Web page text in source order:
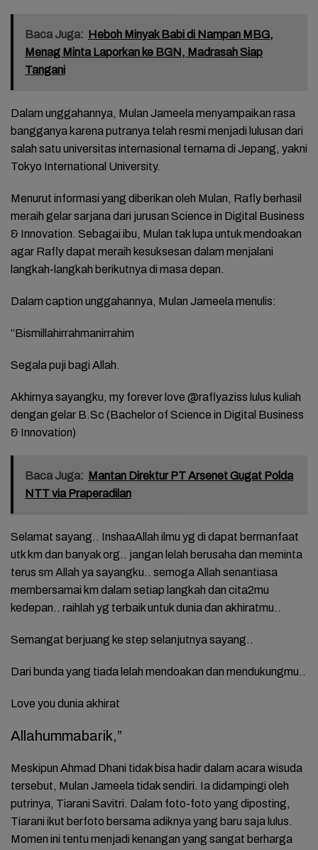
Baca Juga: Heboh Minyak Babi di Nampan MBG,
Menag Minta Laporkan ke BGN, Madrasah Siap
Tangani
Dalam unggahannya, Mulan Jameela menyampaikan rasa
bangganya karena putranya telah resmi menjadi lulusan dari
salah satu universitas internasional ternama di Jepang, yakni
Tokyo International University.
Menurut informasi yang diberikan oleh Mulan, Rafly berhasil
meraih gelar sarjana dari jurusan Science in Digital Business
& Innovation. Sebagai ibu, Mulan tak lupa untuk mendoakan
agar Rafly dapat meraih kesuksesan dalam menjalani
langkah-langkah berikutnya di masa depan.
Dalam caption unggahannya, Mulan Jameela menulis:
“Bismillahirrahmanirrahim
Segala puji bagi Allah.
Akhirnya sayangku, my forever love @raflyaziss lulus kuliah
dengan gelar B.Sc (Bachelor of Science in Digital Business
& Innovation)
Baca Juga: Mantan Direktur PT Arsenet Gugat Polda
NTT via Praperadilan
Selamat sayang.. InshaaAllah ilmu yg di dapat bermanfaat
utk km dan banyak org.. jangan lelah berusaha dan meminta
terus sm Allah ya sayangku.. semoga Allah senantiasa
membersamai km dalam setiap langkah dan cita2mu
kedepan.. raihlah yg terbaik untuk dunia dan akhiratmu..
Semangat berjuang ke step selanjutnya sayang..
Dari bunda yang tiada lelah mendoakan dan mendukungmu..
Love you dunia akhirat
Allahummabarik,”
Meskipun Ahmad Dhani tidak bisa hadir dalam acara wisuda
tersebut, Mulan Jameela tidak sendiri. Ia didampingi oleh
putrinya, Tiarani Savitri. Dalam foto-foto yang diposting,
Tiarani ikut berfoto bersama adiknya yang baru saja lulus.
Momen ini tentu menjadi kenangan yang sangat berharga